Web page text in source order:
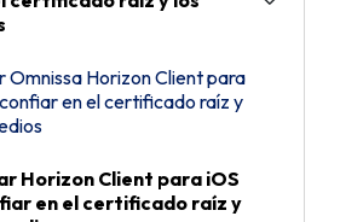
Omnissa Horizon Client para
en el certificado raíz y
Horizon Client para iOS
en el certificado raíz y